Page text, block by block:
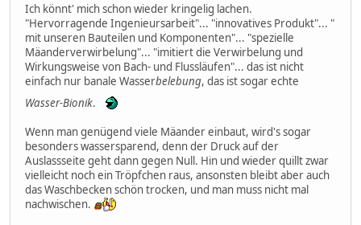
Ich könnt' mich schon wieder kringelig lachen.
"Hervorragende Ingenieursarbeit"... "innovatives Produkt"... "
mit unseren Bauteilen und Komponenten"... "spezielle
Mäanderverwirbelung"... "imitiert die Verwirbelung und
Wirkungsweise von Bach- und Flussläufen"... das ist nicht
einfach nur banale Wasserbelebung, das ist sogar echte
Wasser-Bionik.
Wenn man genügend viele Mäander einbaut, wird's sogar
besonders wassersparend, denn der Druck auf der
Auslassseite geht dann gegen Null. Hin und wieder quillt zwar
vielleicht noch ein Tröpfchen raus, ansonsten bleibt aber auch
das Waschbecken schön trocken, und man muss nicht mal
nachwischen.